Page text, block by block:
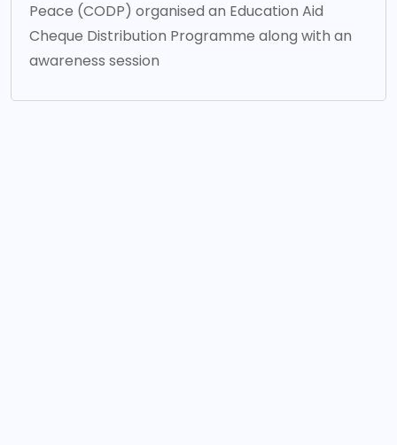
Peace (CODP) organised an Education Aid
Cheque Distribution Programme along with an
awareness session